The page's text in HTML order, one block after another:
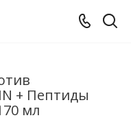
+ Пептиды
мл